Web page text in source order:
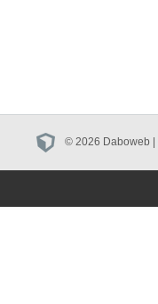
© 2026 Daboweb |